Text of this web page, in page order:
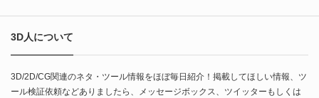
3D人について
3D/2D/CG関連のネタ・ツール情報をほぼ毎日紹介！掲載してほしい情報、ツ
ール検証依頼などありましたら、メッセージボックス、ツイッターもしくは